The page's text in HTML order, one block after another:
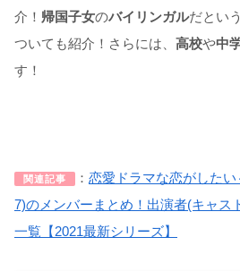
介！ 帰国子女のバイリンガルだとい
ついても紹介！さらには、 高校や中
す！
関連記事 ： 恋愛ドラマな恋がした
7)のメンバーまとめ！出演者(キャス
一覧【2021最新シリーズ】